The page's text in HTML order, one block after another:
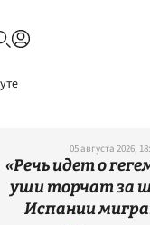
05 августа 2026,
«Речь идет о
уши торчат за
Испании